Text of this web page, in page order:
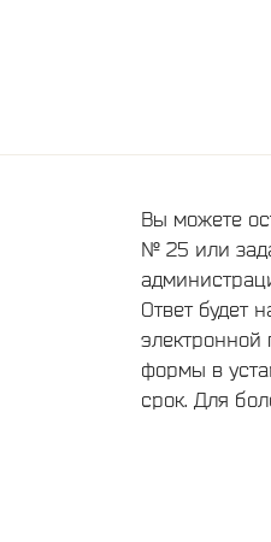
Вы можете
№ 25 или
Ответ будет
электронной
формы в
срок. Для